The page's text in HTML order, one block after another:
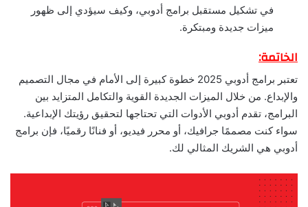
في تشكيل مستقبل برامج أدوبي، وكيف سيؤدي إلى ظهور
ميزات جديدة ومبتكرة.
الخاتمة:
تعتبر برامج أدوبي 2025 خطوة كبيرة إلى الأمام في مجال التصميم
والإبداع. من خلال الميزات الجديدة القوية والتكامل المتزايد بين
البرامج، تقدم أدوبي الأدوات التي تحتاجها لتحقيق رؤيتك الإبداعية.
سواء كنت مصممًا جرافيك، أو محرر فيديو، أو فنانًا رقميًا، فإن برامج
أدوبي هي الشريك المثالي لك.